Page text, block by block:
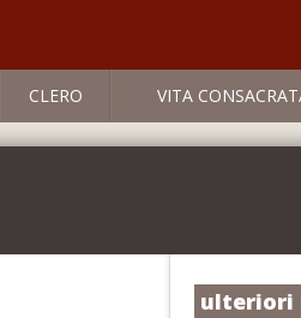
CLERO VITA
ulteriori